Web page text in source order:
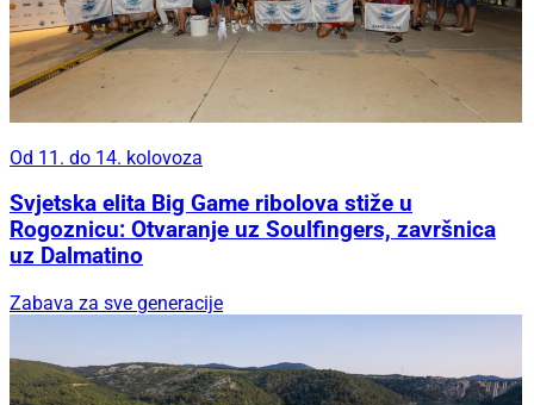
Od 11. do 14. kolovoza
Svjetska elita Big Game ribolova stiže u
Rogoznicu: Otvaranje uz Soulfingers, završnica
uz Dalmatino
Zabava za sve generacije